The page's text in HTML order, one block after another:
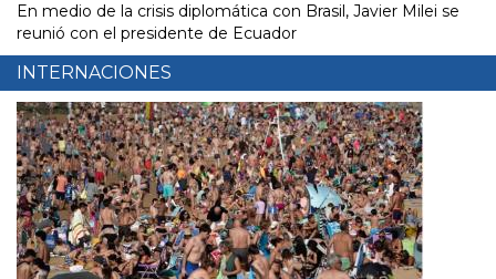
En medio de la crisis diplomática con Brasil, Javier Milei se
reunió con el presidente de Ecuador
INTERNACIONES